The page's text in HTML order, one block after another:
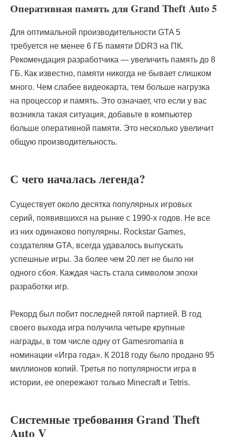
Оперативная память для Grand Theft Auto 5
Для оптимальной производительности GTA 5
требуется не менее 6 ГБ памяти DDR3 на ПК.
Рекомендация разработчика — увеличить память до 8
ГБ. Как известно, памяти никогда не бывает слишком
много. Чем слабее видеокарта, тем больше нагрузка
на процессор и память. Это означает, что если у вас
возникла такая ситуация, добавьте в компьютер
больше оперативной памяти. Это несколько увеличит
общую производительность.
С чего началась легенда?
Существует около десятка популярных игровых
серий, появившихся на рынке с 1990-х годов. Не все
из них одинаково популярны. Rockstar Games,
создателям GTA, всегда удавалось выпускать
успешные игры. За более чем 20 лет не было ни
одного сбоя. Каждая часть стала символом эпохи
разработки игр.
Рекорд был побит последней пятой партией. В год
своего выхода игра получила четыре крупные
награды, в том числе одну от Gamesromania в
номинации «Игра года». К 2018 году было продано 95
миллионов копий. Третья по популярности игра в
истории, ее опережают только Minecraft и Tetris.
Системные требования Grand Theft
Auto V